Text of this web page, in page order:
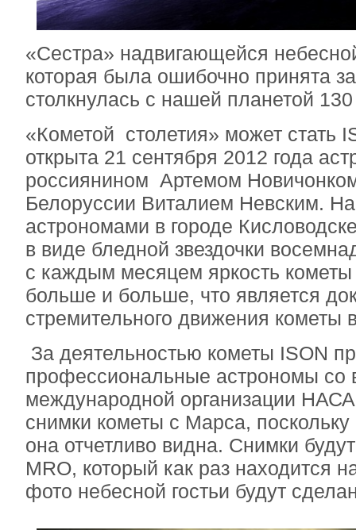
«Сестра» надвигающейся
которая была ошибочно принята
столкнулась с нашей планетой
«Кометой столетия» может стать
открыта 21 сентября 2012 года
россиянином Артемом Новичонком
Белоруссии Виталием Невским.
астрономами в городе
в виде бледной звездочки
с каждым месяцем яркость кометы
больше и больше, что является
стремительного движения кометы
За деятельностью кометы ISON
профессиональные астрономы со
международной организации
снимки кометы с Марса,
она отчетливо видна. Снимки
MRO, который как раз находится
фото небесной гостьи будут